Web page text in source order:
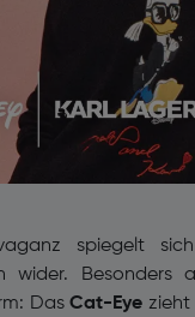
spiegelt
wider. Besonders
DasCat-Eye zieht